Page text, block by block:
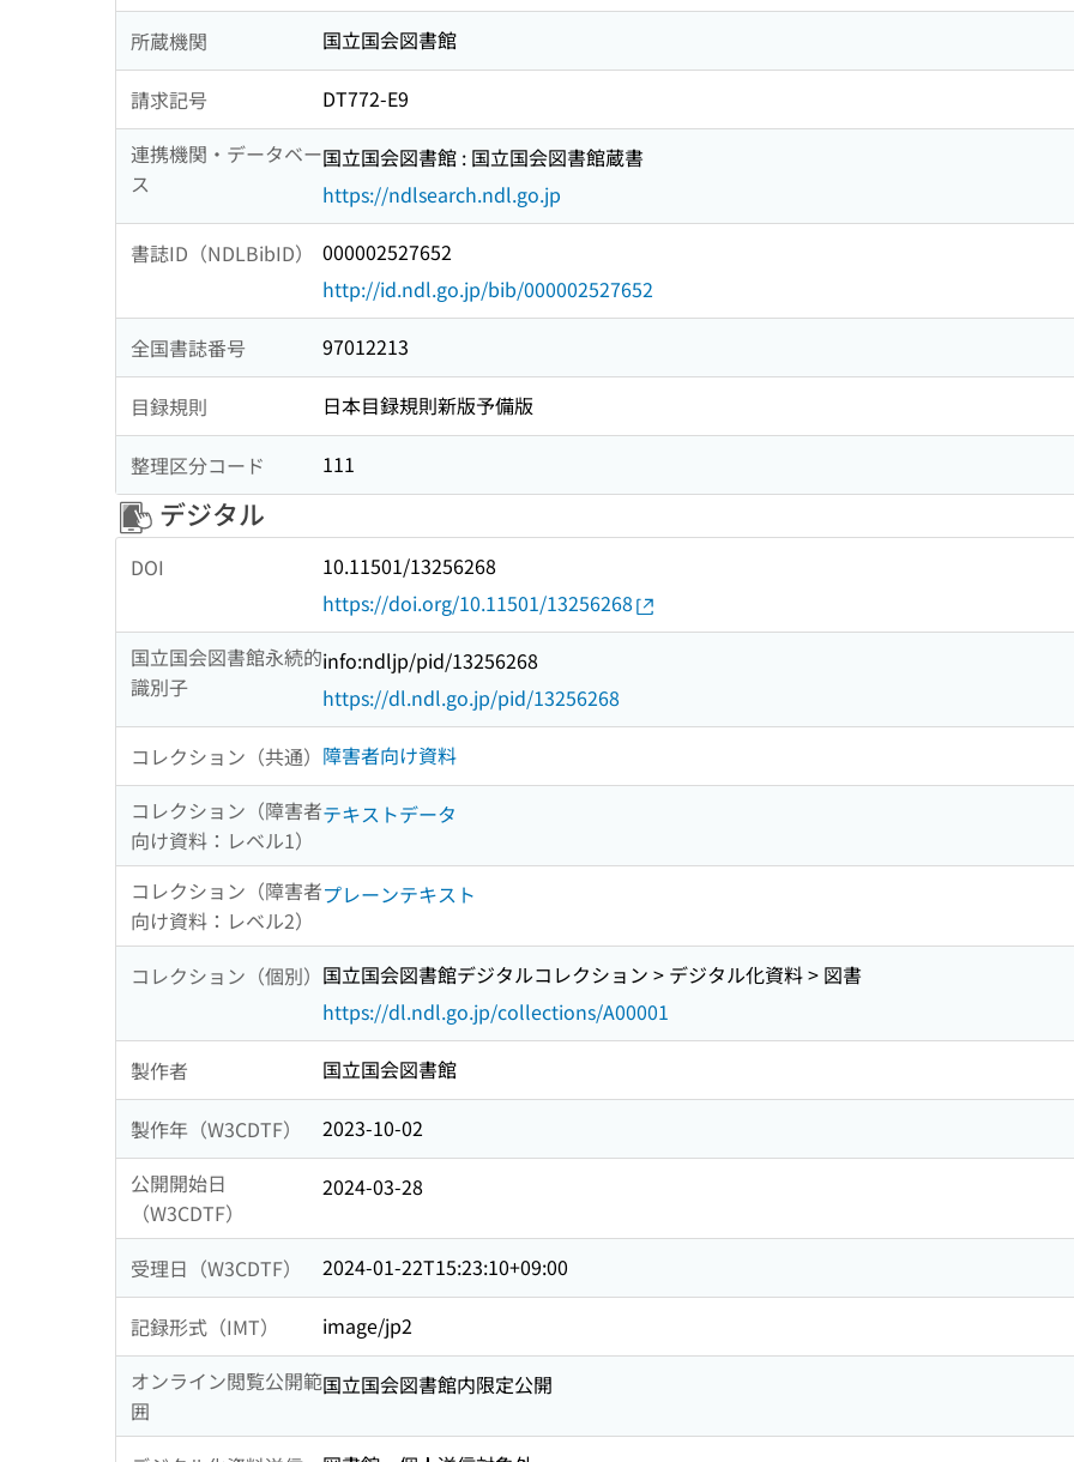
所蔵機関 国立国会図書館
請求記号
DT772-E9
連携機関・データベー
ス
国立国会図書館 : 国立国会図書館蔵書
https://ndlsearch.ndl.go.jp
書誌ID（NDLBibID）
000002527652
http://id.ndl.go.jp/bib/000002527652
全国書誌番号 97012213
目録規則 日本目録規則新版予備版
整理区分コード 111
デジタル
DOI
10.11501/13256268
https://doi.org/10.11501/13256268
国立国会図書館永続的
識別子
info:ndljp/pid/13256268
https://dl.ndl.go.jp/pid/13256268
コレクション（共通） 障害者向け資料
コレクション（障害者
向け資料：レベル1）
テキストデータ
コレクション（障害者
向け資料：レベル2）
プレーンテキスト
コレクション（個別） 国立国会図書館デジタルコレクション > デジタル化資料 > 図書
https://dl.ndl.go.jp/collections/A00001
製作者 国立国会図書館
製作年（W3CDTF）
2023-10-02
公開開始日
（W3CDTF）
2024-03-28
受理日（W3CDTF） 2024-01-22T15:23:10+09:00
記録形式（IMT）
image/jp2
オンライン閲覧公開範
囲
国立国会図書館内限定公開